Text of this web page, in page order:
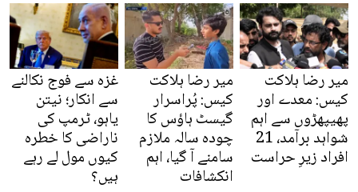
میر رضا ہلاکت
کیس: معدے اور
پھیپھڑوں سے اہم
شواہد برآمد، 21
افراد زیرِ حراست
میر رضا ہلاکت
کیس: پُراسرار
گیسٹ ہاؤس کا
چودہ سالہ ملازم
سامنے آ گیا، اہم
انکشافات
غزہ سے فوج نکالنے
سے انکار؛ نیتن
یاہو، ٹرمپ کی
ناراضی کا خطرہ
کیوں مول لے رہے
ہیں؟